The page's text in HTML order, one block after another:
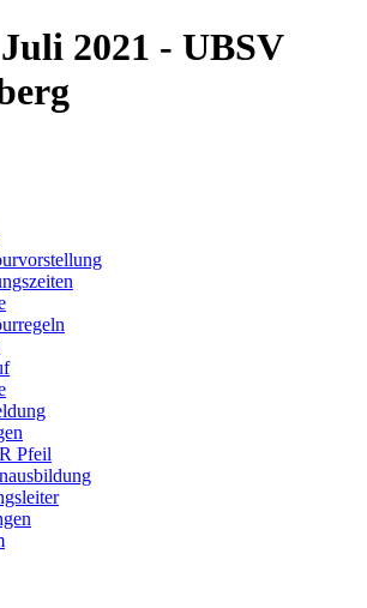
2021 - UBSV
Pfeil